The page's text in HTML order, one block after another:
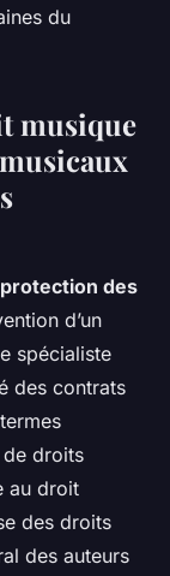
du
musique
protection des
d’un
spécialiste
des contrats
droits
au droit
des droits
des auteurs